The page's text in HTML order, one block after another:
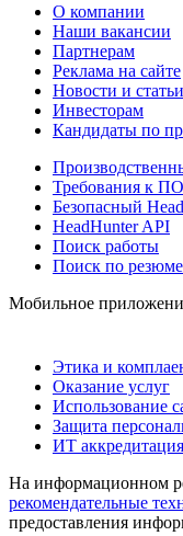
О компании
Наши вакансии
Партнерам
Реклама на сайте
Новости и статьи
Инвесторам
Кандидаты по
Требования к ПО
Безопасный
HeadHunter API
Поиск работы
Поиск по резюме
Мобильное
Этика и
Оказание услуг
Использование
Защита
ИТ аккредитация
На информационном
рекомендательные
предоставления